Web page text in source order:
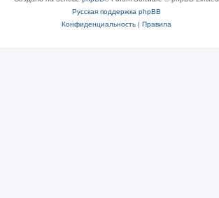
Русская поддержка phpBB
Конфиденциальность| Правила